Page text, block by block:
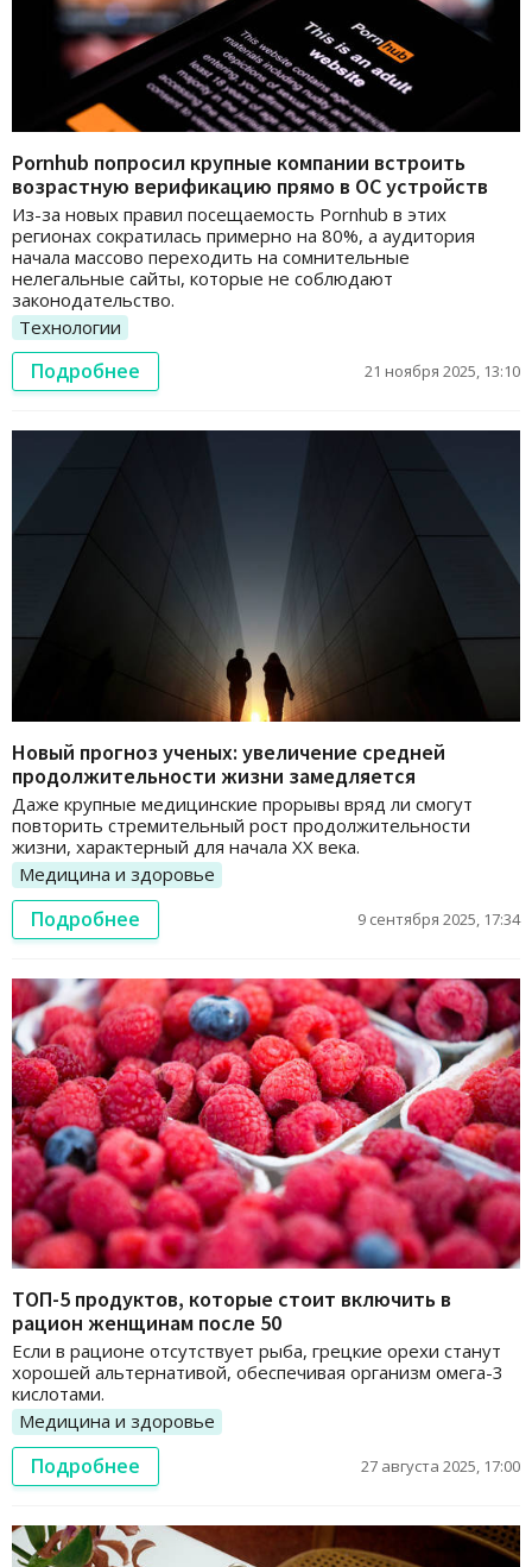
Pornhub попросил крупные компании встроить
возрастную верификацию прямо в ОС устройств
Из-за новых правил посещаемость Pornhub в этих
регионах сократилась примерно на 80%, а аудитория
начала массово переходить на сомнительные
нелегальные сайты, которые не соблюдают
законодательство.
Технологии
Подробнее 21 ноября 2025, 13:10
Новый прогноз ученых: увеличение средней
продолжительности жизни замедляется
Даже крупные медицинские прорывы вряд ли смогут
повторить стремительный рост продолжительности
жизни, характерный для начала XX века.
Медицина и здоровье
Подробнее 9 сентября 2025, 17:34
ТОП-5 продуктов, которые стоит включить в
рацион женщинам после 50
Если в рационе отсутствует рыба, грецкие орехи станут
хорошей альтернативой, обеспечивая организм омега-3
кислотами.
Медицина и здоровье
Подробнее 27 августа 2025, 17:00